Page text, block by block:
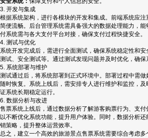
3. 开发与集成
根据系统架构，进行各模块的开发和集成。前端系统应
简便流畅。后台管理系统需具备强大的数据处理能力，
付系统需与各大支付平台对接，确保支付过程快捷安全。
4. 测试与优化
系统开发完成后，需进行全面测试，确保系统稳定性和
测试、安全测试等。通过测试发现问题并及时优化，确保
5. 系统部署与维护
测试通过后，将系统部署到正式环境中。部署过程中需
随时恢复。系统上线后，需安排专人进行维护和监控，
证系统长期稳定运行。
6. 数据分析与改进
售票系统上线后，通过数据分析了解游客购票行为、支
以不断优化系统功能，提升用户体验。同时，数据分析
销策略，提升整体运营效率。
总之，建立一个高效的旅游景点售票系统需要综合考虑